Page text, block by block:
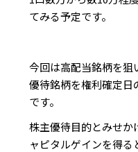
てみる予定です。
今回は高配当銘柄を狙
優待銘柄を権利確定日
です。
株主優待目的とみせか
ャピタルゲインを得る